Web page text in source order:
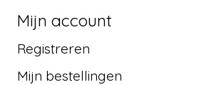
Mijn account
Registreren
Mijn bestellingen